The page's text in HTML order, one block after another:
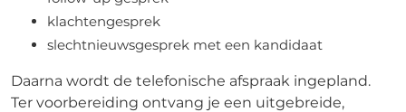
klachtengesprek
slechtnieuwsgesprek met een kandidaat
Daarna wordt de telefonische afspraak ingepland.
Ter voorbereiding ontvang je een uitgebreide,